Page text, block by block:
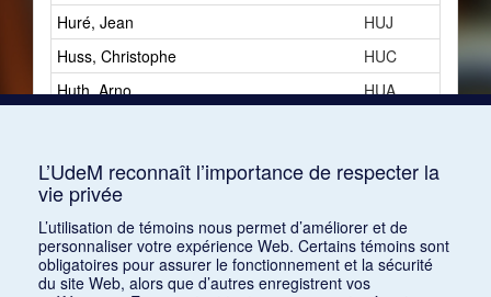
Huré, Jean
HUJ
Huss, Christophe
HUC
Huth, Arno
HUA
Hylton, Jack
L’UdeM reconnaît l’importance de respecter la
vie privée
L’utilisation de témoins nous permet d’améliorer et de
personnaliser votre expérience Web. Certains témoins sont
obligatoires pour assurer le fonctionnement et la sécurité
du site Web, alors que d’autres enregistrent vos